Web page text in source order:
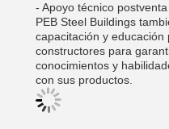
- Apoyo técnico postventa
PEB Steel Buildings
capacitación y
constructores para
conocimientos y
con sus productos.